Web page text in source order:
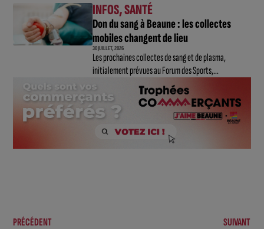
INFOS,SANTÉ
Don du sang à Beaune : les collectes
mobiles changent de lieu
30 JUILLET, 2026
Les prochaines collectes de sang et de plasma,
initialement prévues au Forum des Sports,...
PRÉCÉDENT SUIVANT